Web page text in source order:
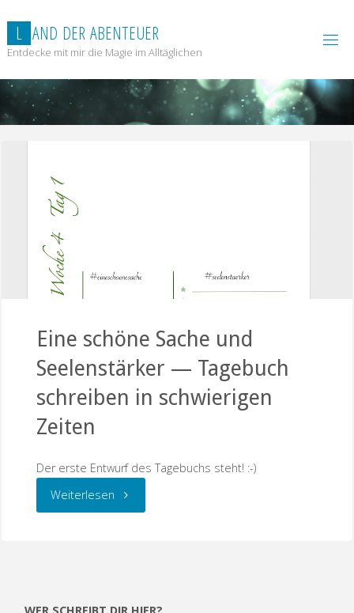
Inhalt
springen
L AND DER ABENTEUER
Entdecke mit mir die Magie im Alltäglichen
Eine schöne Sache und
Seelenstärker — Tagebuch
schreiben in schwierigen
Zeiten
Der erste Entwurf des Tagebuchs steht! :-)
Weiterlesen"Eine